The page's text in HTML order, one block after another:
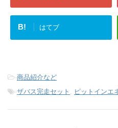
B! はてブ
-商品紹介など
-ザバス完走セット ピットインエ